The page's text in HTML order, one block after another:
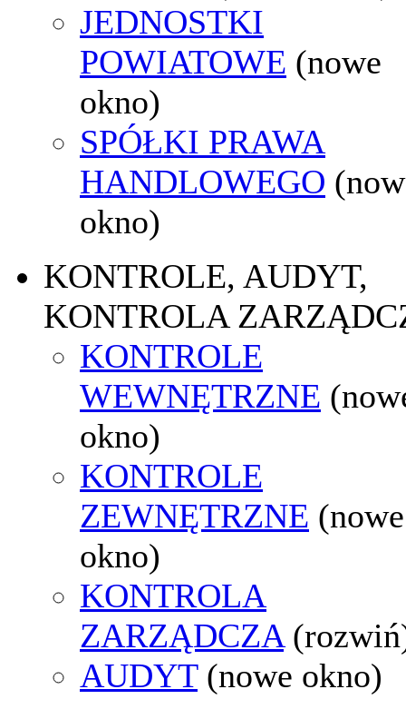
JEDNOSTKI
POWIATOWE (nowe
okno)
SPÓŁKI PRAWA
HANDLOWEGO
okno)
KONTROLE, AUDYT,
KONTROLA
KONTROLE
WEWNĘTRZNE
okno)
KONTROLE
ZEWNĘTRZNE (nowe
okno)
KONTROLA
ZARZĄDCZA
AUDYT (nowe okno)